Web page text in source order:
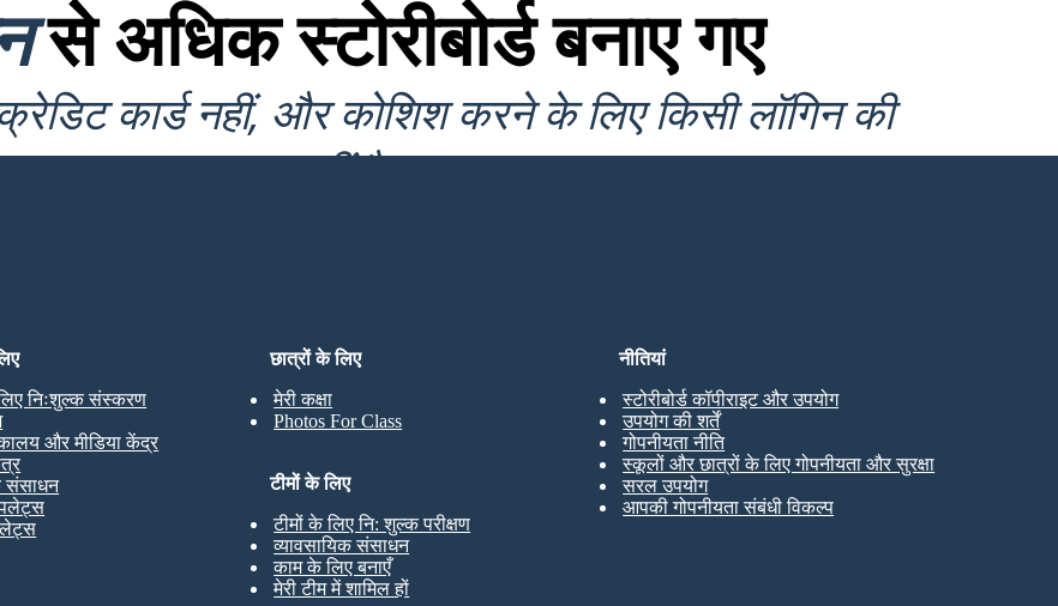
से अधिक स्टोरीबोर्ड बनाए गए
कार्ड नहीं, और कोशिश करने के लिए किसी लॉगिन की
आवश्यकता नहीं है!
छात्रों के लिए
मेरी कक्षा
Photos For Class
निःशुल्क संस्करण
और मीडिया केंद्र
संसाधन
टीमों के लिए
टीमों के लिए नि: शुल्क परीक्षण
व्यावसायिक संसाधन
काम के लिए बनाएँ
मेरी टीम में शामिल हों
नीतियां
स्टोरीबोर्ड कॉपीराइट और उपयोग
उपयोग की शर्तें
गोपनीयता नीति
स्कूलों और छात्रों के लिए गोपनीयता और सुरक्षा
सरल उपयोग
आपकी गोपनीयता संबंधी विकल्प